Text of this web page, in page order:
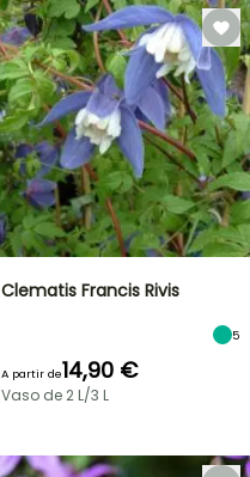
Clematis Francis Rivis
5
A partir de14,90 €
Vaso de 2 L/3 L